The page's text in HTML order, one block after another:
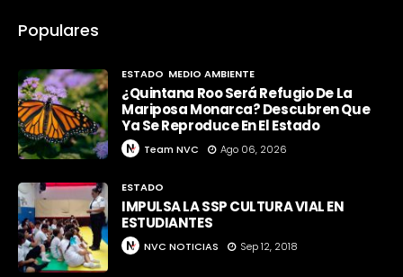
Populares
ESTADO MEDIO AMBIENTE
¿Quintana Roo Será Refugio De La
Mariposa Monarca? Descubren Que
Ya Se Reproduce En El Estado
Team NVC Ago 06, 2026
ESTADO
IMPULSA LA SSP CULTURA VIAL EN
ESTUDIANTES
NVC NOTICIAS Sep 12, 2018